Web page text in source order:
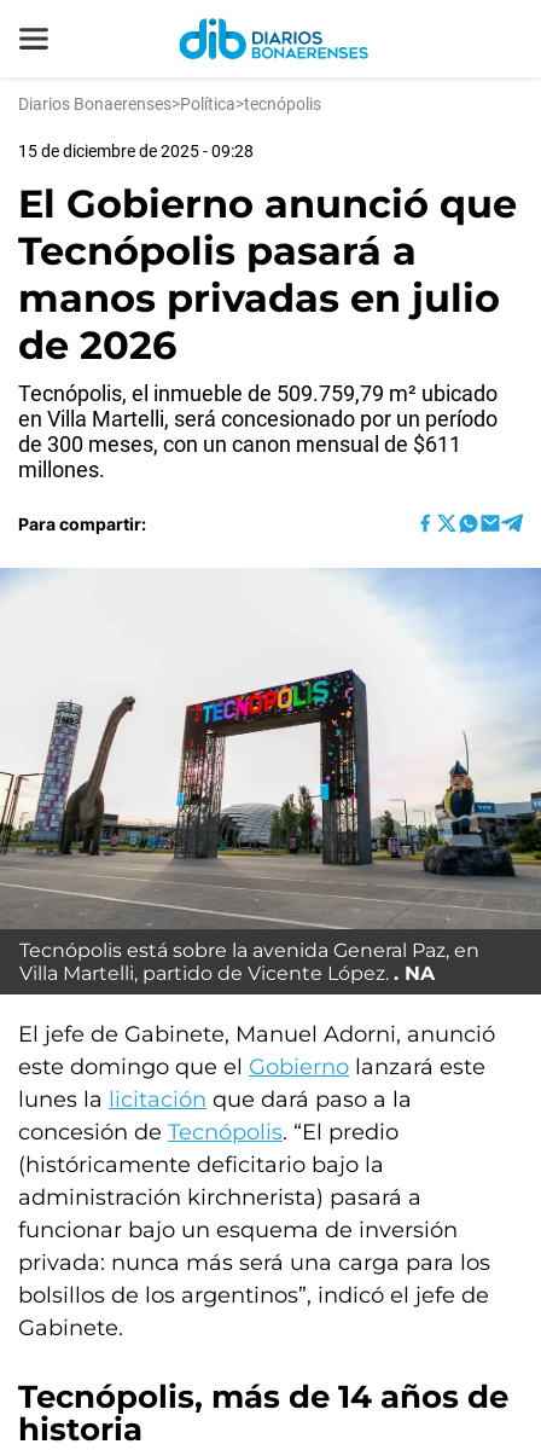
Diarios Bonaerenses>Política>tecnópolis
15 de diciembre de 2025 - 09:28
El Gobierno anunció que
Tecnópolis pasará a
manos privadas en julio
de 2026
Tecnópolis, el inmueble de 509.759,79 m² ubicado
en Villa Martelli, será concesionado por un período
de 300 meses, con un canon mensual de $611
millones.
Para compartir:
Tecnópolis está sobre la avenida General Paz, en
Villa Martelli, partido de Vicente López.
NA
El jefe de Gabinete, Manuel Adorni, anunció
este domingo que el Gobierno lanzará este
lunes la licitación que dará paso a la
concesión de Tecnópolis. “El predio
(históricamente deficitario bajo la
administración kirchnerista) pasará a
funcionar bajo un esquema de inversión
privada: nunca más será una carga para los
bolsillos de los argentinos”, indicó el jefe de
Gabinete.
Tecnópolis, más de 14 años de
historia